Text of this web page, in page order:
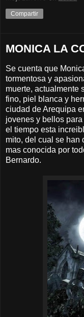
Compartir
MONICA LA
Se cuenta que
tormentosa y
muerte, actualmente
fino, piel blanca y
ciudad de Arequipa
jovenes y bellos
el tiempo esta
mito, del cual se han
mas conocida por
Bernardo.